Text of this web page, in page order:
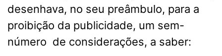
desenhava, no seu preâmbulo, para a
proibição da publicidade, um sem-
número de considerações, a saber: